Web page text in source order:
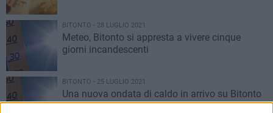
BITONTO - 28 LUGLIO 2021
Meteo, Bitonto si appresta a vivere cinque
giorni incandescenti
BITONTO - 25 LUGLIO 2021
Una nuova ondata di caldo in arrivo su Bitonto